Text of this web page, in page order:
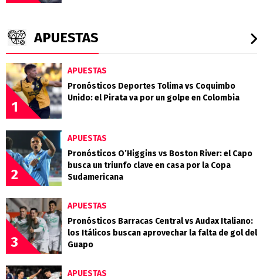
APUESTAS
1
APUESTAS
Pronósticos Deportes Tolima vs Coquimbo
Unido: el Pirata va por un golpe en Colombia
2
APUESTAS
Pronósticos O’Higgins vs Boston River: el Capo
busca un triunfo clave en casa por la Copa
Sudamericana
3
APUESTAS
Pronósticos Barracas Central vs Audax Italiano:
los Itálicos buscan aprovechar la falta de gol del
Guapo
APUESTAS